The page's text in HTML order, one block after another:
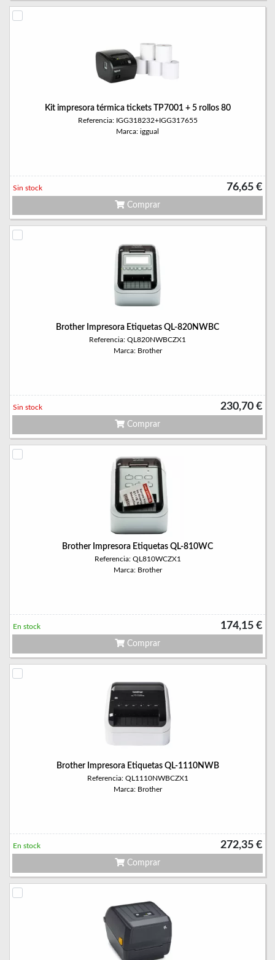
Kit impresora térmica tickets TP7001 + 5 rollos 80
Referencia: IGG318232+IGG317655
Marca: iggual
76,65 €
Sin stock
Comprar
Brother Impresora Etiquetas QL-820NWBC
Referencia: QL820NWBCZX1
Marca: Brother
230,70 €
Sin stock
Comprar
Brother Impresora Etiquetas QL-810WC
Referencia: QL810WCZX1
Marca: Brother
174,15 €
En stock
Comprar
Brother Impresora Etiquetas QL-1110NWB
Referencia: QL1110NWBCZX1
Marca: Brother
272,35 €
En stock
Comprar